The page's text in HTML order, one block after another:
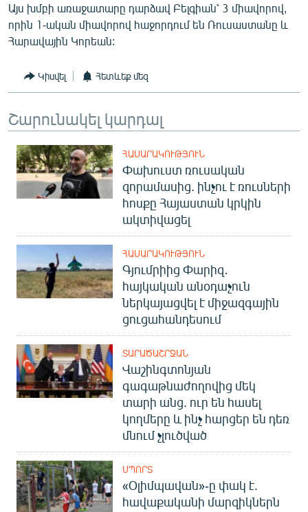
Այս խմբի առաջատարը դարձավ Բելգիան՝ 3 միավորով,
որին 1-ական միավորով հաջորդում են Ռուսաստանը և
Հարավային Կորեան:
Կիսվել Հետևեք մեզ
Շարունակել կարդալ
ՀԱՍԱՐԱԿՈՒԹՅՈՒՆ
Փախուստ ռուսական
զորամասից. ինչու է ռուսների
հոսքը Հայաստան կրկին
ակտիվացել
ՀԱՍԱՐԱԿՈՒԹՅՈՒՆ
Գյումրիից Փարիզ․
հայկական անօդաչուն
ներկայացվել է միջազգային
ցուցահանդեսում
ՏԱՐԱԾԱՇՐՋԱՆ
Վաշինգտոնյան
գագաթնաժողովից մեկ
տարի անց. ուր են հասել
կողմերը և ինչ հարցեր են դեռ
մնում չլուծված
ՍՊՈՐՏ
«Օլիմպավան»-ը փակ է.
հավաքականի մարզիկներն